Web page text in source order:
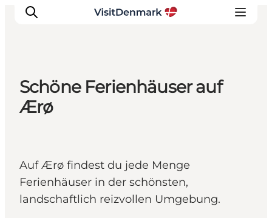
Inspiration
Reiseplanung
Schöne Ferienhäuser auf
Ærø
Auf Ærø findest du jede Menge
Ferienhäuser in der schönsten,
landschaftlich reizvollen Umgebung.